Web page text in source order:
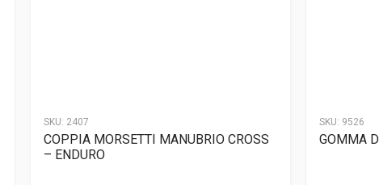
SKU: 2407
COPPIA MORSETTI MANUBRIO CROSS
– ENDURO
SKU: 9526
GOMMA